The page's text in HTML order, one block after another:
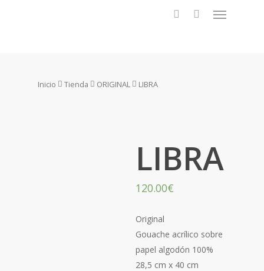
Inicio Tienda ORIGINAL LIBRA
LIBRA
120.00€
Original
Gouache acrílico sobre
papel algodón 100%
28,5 cm x 40 cm